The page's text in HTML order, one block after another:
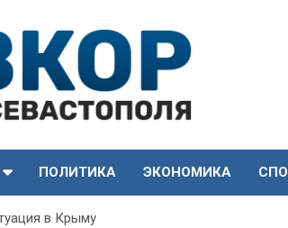
ПОЛИТИКА ЭКОНОМИКА
в Крыму